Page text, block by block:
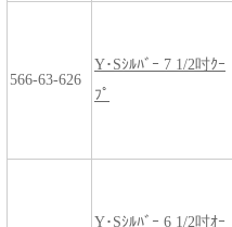
566-63-626
Y･Sｼﾙﾊﾞｰ 7 1/2吋ｸｰ
ﾌﾟ
Y･Sｼﾙﾊﾞｰ 6 1/2吋ｵｰ